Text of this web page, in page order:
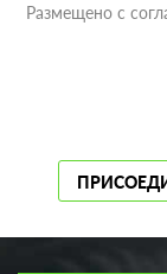
Размещено с